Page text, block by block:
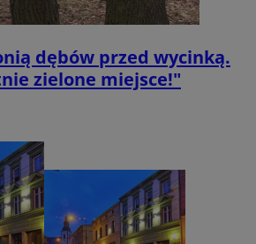
dębów przed wycinką.
zielone miejsce!"